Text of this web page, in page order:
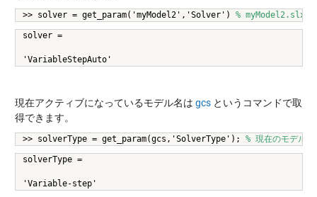
>> solver = get_param('myModel2','Solver') % myModel2.slx の
solver =
'VariableStepAuto'
現在アクティブになっているモデル名は gcsというコマンドで取
得できます。
>> solverType = get_param(gcs,'SolverType'); % 現在のモデル
solverType =
'Variable-step'